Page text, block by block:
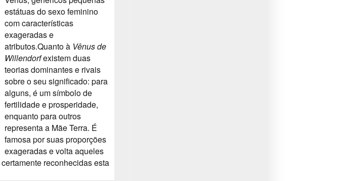
estátuas do sexo feminino
com características
exageradas e
atributos.Quanto à Vênus de
Willendorfexistem duas
teorias dominantes e rivais
sobre o seu significado: para
alguns, é um símbolo de
fertilidade e prosperidade,
enquanto para outros
representa a Mãe Terra. É
famosa por suas proporções
exageradas e volta aqueles
certamente reconhecidas esta